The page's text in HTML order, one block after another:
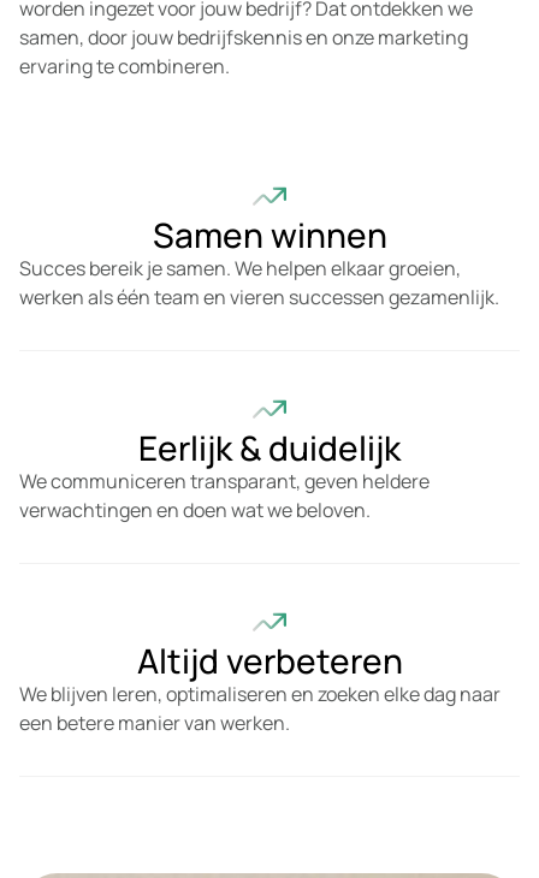
worden ingezet voor jouw bedrijf? Dat ontdekken we
samen, door jouw bedrijfskennis en onze marketing
ervaring te combineren.
Samen winnen
Succes bereik je samen. We helpen elkaar groeien,
werken als één team en vieren successen gezamenlijk.
Eerlijk & duidelijk
We communiceren transparant, geven heldere
verwachtingen en doen wat we beloven.
Altijd verbeteren
We blijven leren, optimaliseren en zoeken elke dag naar
een betere manier van werken.